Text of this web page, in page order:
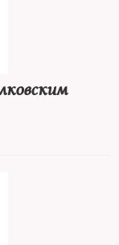
Белковским